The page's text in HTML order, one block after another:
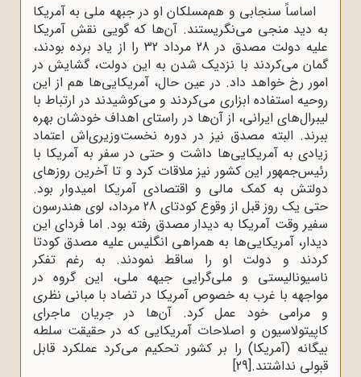
اساساً سنجابی و هم‌مسلکان او در جبهه ملی به آمریکا
به دید منجی می‌نگریستند. آن‌ها که گویی نقش آمریکا
علیه دولت مصدق در 28 مرداد 32 را از یاد برده بودند،
گمان می‌کردند با نزدیک شدن به این دولت، گشایش در
امور رخ خواهد داد. در عین حال، آمریکایی‌ها هم از این
روحیه استفاده ابزاری می‌کردند و می‌کوشیدند در ارتباط با
لیبرال‌های ایرانی، از آن‌ها در راستای اهداف خودشان بهره
ببرند. البته مصدق نیز در دوره نخست‌وزیری‌اش اعتماد
زیادی به آمریکایی‌ها داشت و حتی در سفر به آمریکا با
رئیس‌جمهور این کشور نیز ملاقات کرد و تا آخرین روزهای
دولتش به کمک مالی و اقتصادی آمریکا امیدوار بود.
حتی یک روز قبل از وقوع کودتای 28 مرداد، لوی هندرسون
سفیر وقت آمریکا به دیدار مصدق رفته بود. اما فردای این
دیدار، آمریکایی‌ها به همراهی انگلیس علیه مصدق کودتا
کردند و دولت او را ساقط نمودند. به رغم تفکر
ناسیونالیستی و ملی‌گرایی جیهه ملی، این گروه در
مواجهه با غرب به خصوص آمریکا در تضاد با مبانی نظری
و مرامی خود عمل کرد. آن‌ها در جریان ماجرای
کاپیتولاسیون و اصلاحات آمریکایی که در حقیقت سلطه
بیگانه (آمریکا) را بر کشور تحکیم می‌کرد عملکرد قابل
قبولی نداشتند.[29]